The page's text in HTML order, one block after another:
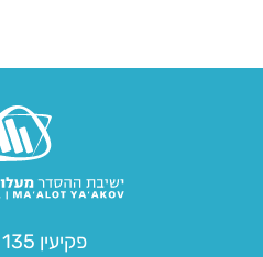
פקיעין 135 מעלות